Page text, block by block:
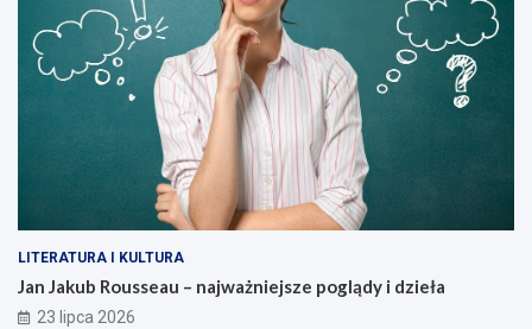
LITERATURA I KULTURA
Jan Jakub Rousseau – najważniejsze poglądy i dzieła
23 lipca 2026